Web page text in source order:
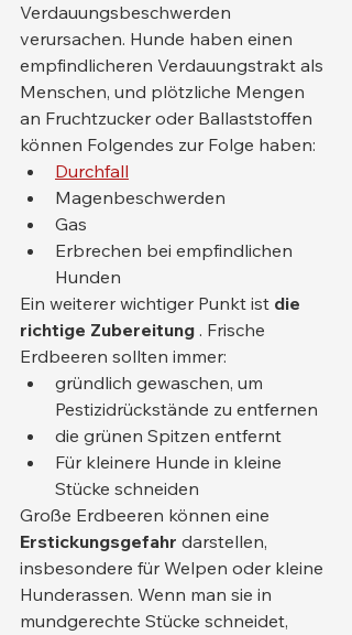
Verdauungsbeschwerden
verursachen. Hunde haben einen
empfindlicheren Verdauungstrakt als
Menschen, und plötzliche Mengen
an Fruchtzucker oder Ballaststoffen
können Folgendes zur Folge haben:
Durchfall
Magenbeschwerden
Gas
Erbrechen bei empfindlichen
Hunden
Ein weiterer wichtiger Punkt ist die
richtige Zubereitung . Frische
Erdbeeren sollten immer:
gründlich gewaschen, um
Pestizidrückstände zu entfernen
die grünen Spitzen entfernt
Für kleinere Hunde in kleine
Stücke schneiden
Große Erdbeeren können eine
Erstickungsgefahr darstellen,
insbesondere für Welpen oder kleine
Hunderassen. Wenn man sie in
mundgerechte Stücke schneidet,